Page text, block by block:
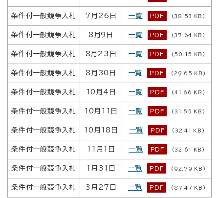
条件付一般競争入札 7月26日 一覧 PDF (38.53 KB)
条件付一般競争入札 8月9日 一覧 PDF (37.64 KB)
条件付一般競争入札 8月23日 一覧 PDF (50.15 KB)
条件付一般競争入札 8月30日 一覧 PDF (29.65 KB)
条件付一般競争入札 10月4日 一覧 PDF (41.66 KB)
条件付一般競争入札 10月11日 一覧 PDF (31.55 KB)
条件付一般競争入札 10月18日 一覧 PDF (32.41 KB)
条件付一般競争入札 11月1日 一覧 PDF (32.61 KB)
条件付一般競争入札 1月31日 一覧 PDF (92.79 KB)
条件付一般競争入札 3月27日 一覧 PDF (87.47 KB)